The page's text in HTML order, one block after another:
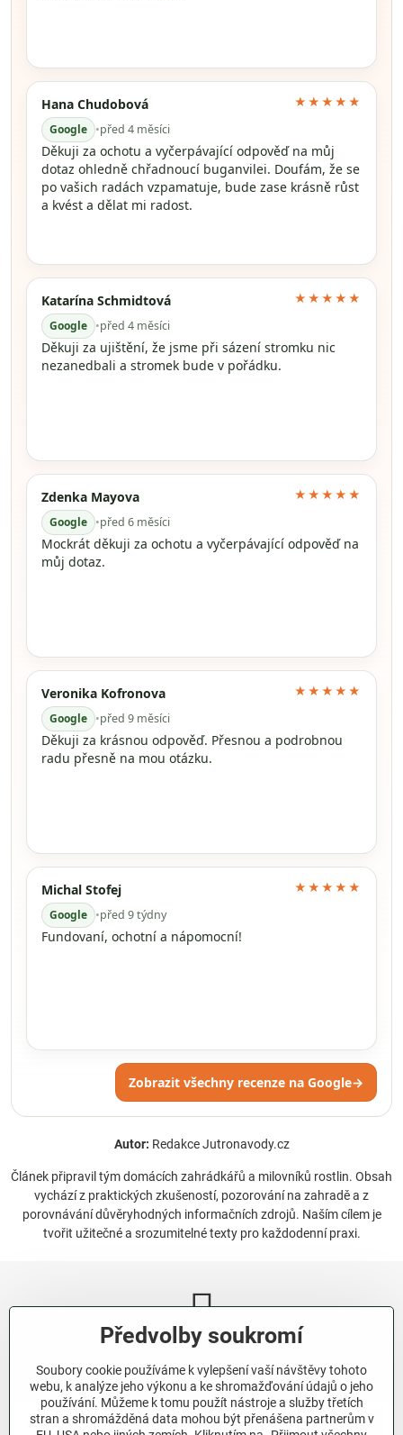
Hana Chudobová
Google •před 4 měsíci
★★★★★
Děkuji za ochotu a vyčerpávající odpověď na můj
dotaz ohledně chřadnoucí buganvilei. Doufám, že se
po vašich radách vzpamatuje, bude zase krásně růst
a kvést a dělat mi radost.
Katarína Schmidtová
Google •před 4 měsíci
★★★★★
Děkuji za ujištění, že jsme při sázení stromku nic
nezanedbali a stromek bude v pořádku.
Zdenka Mayova
Google •před 6 měsíci
★★★★★
Mockrát děkuji za ochotu a vyčerpávající odpověď na
můj dotaz.
Veronika Kofronova
Google •před 9 měsíci
★★★★★
Děkuji za krásnou odpověď. Přesnou a podrobnou
radu přesně na mou otázku.
Michal Stofej
Google •před 9 týdny
★★★★★
Fundovaní, ochotní a nápomocní!
Zobrazit všechny recenze na Google→
Autor: Redakce Jutronavody.cz
Článek připravil tým domácích zahrádkářů a milovníků rostlin. Obsah
vychází z praktických zkušeností, pozorování na zahradě a z
porovnávání důvěryhodných informačních zdrojů. Naším cílem je
tvořit užitečné a srozumitelné texty pro každodenní praxi.
Newsletter
Odebírat naše novinky:
Odebírat
Předvolby soukromí
Soubory cookie používáme k vylepšení vaší návštěvy tohoto
webu, k analýze jeho výkonu a ke shromažďování údajů o jeho
používání. Můžeme k tomu použít nástroje a služby třetích
stran a shromážděná data mohou být přenášena partnerům v